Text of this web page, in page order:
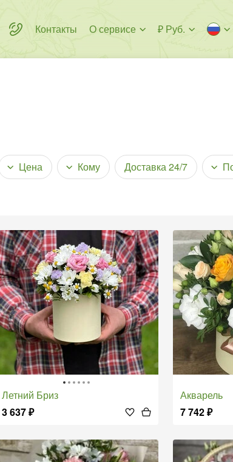
Контакты О сервисе ₽ Руб.
Цена Кому Доставка 24/7
Летний Бриз
3 637₽
Акварель
7 742₽